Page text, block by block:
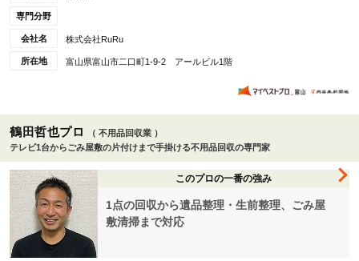
専門分野
会社名 株式会社RuRu
所在地 富山県富山市二口町1-9-2 アールビル1階
鶴田哲也プロ
（ 不用品回収業 ）
テレビ1台からごみ屋敷の片付けまで手掛ける不用品回収の専門家
このプロの一番の強み
1点の回収から遺品整理・生前整理、ごみ屋
敷清掃まで対応